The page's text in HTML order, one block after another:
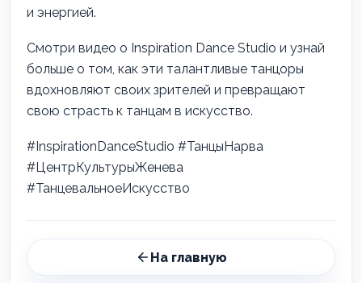
и энергией.
Смотри видео о Inspiration Dance Studio и узнай
больше о том, как эти талантливые танцоры
вдохновляют своих зрителей и превращают
свою страсть к танцам в искусство.
#InspirationDanceStudio #ТанцыНарва
#ЦентрКультурыЖенева
#ТанцевальноеИскусство
На главную